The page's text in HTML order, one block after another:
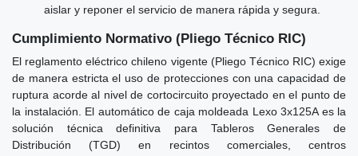
aislar y reponer el servicio de manera rápida y segura.
Cumplimiento Normativo (Pliego Técnico RIC)
El reglamento eléctrico chileno vigente (Pliego Técnico RIC) exige
de manera estricta el uso de protecciones con una capacidad de
ruptura acorde al nivel de cortocircuito proyectado en el punto de
la instalación. El automático de caja moldeada Lexo 3x125A es la
solución técnica definitiva para Tableros Generales de
Distribución (TGD) en recintos comerciales, centros